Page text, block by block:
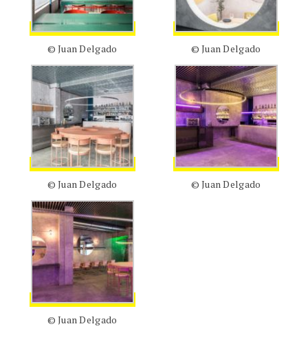
© Juan Delgado © Juan Delgado
© Juan Delgado © Juan Delgado
© Juan Delgado